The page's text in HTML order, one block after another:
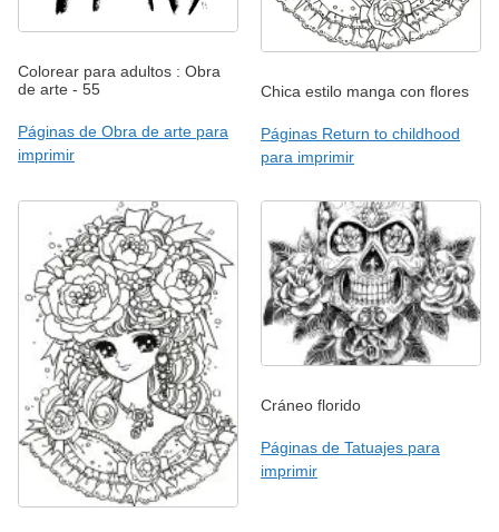
Colorear para adultos : Obra
de arte - 55
Páginas de Obra de arte para
imprimir
Chica estilo manga con flores
Páginas Return to childhood
para imprimir
Cráneo florido
Páginas de Tatuajes para
imprimir